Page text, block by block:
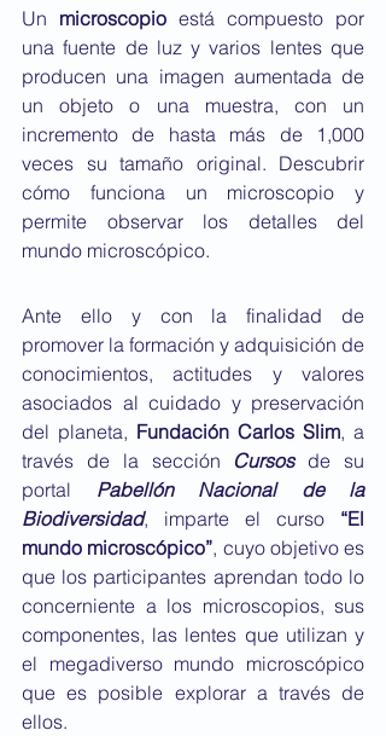
Un microscopio está compuesto por
una fuente de luz y varios lentes que
producen una imagen aumentada de
un objeto o una muestra, con un
incremento de hasta más de 1,000
veces su tamaño original. Descubrir
cómo funciona un microscopio y
permite observar los detalles del
mundo microscópico.
Ante ello y con la finalidad de
promover la formación y adquisición de
conocimientos, actitudes y valores
asociados al cuidado y preservación
del planeta, Fundación Carlos Slim, a
través de la sección Cursos de su
portal Pabellón Nacional de la
Biodiversidad, imparte el curso “El
mundo microscópico”, cuyo objetivo es
que los participantes aprendan todo lo
concerniente a los microscopios, sus
componentes, las lentes que utilizan y
el megadiverso mundo microscópico
que es posible explorar a través de
ellos.